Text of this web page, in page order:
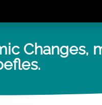
Changes,